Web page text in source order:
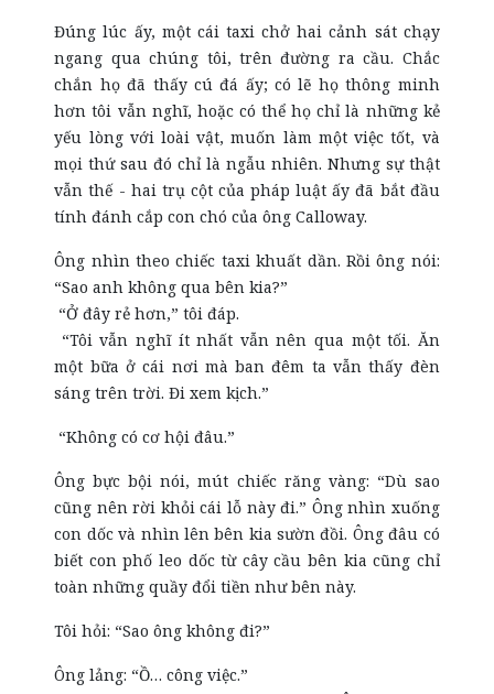
Đúng lúc ấy, một cái taxi chở hai cảnh sát chạy
ngang qua chúng tôi, trên đường ra cầu. Chắc
chắn họ đã thấy cú đá ấy; có lẽ họ thông minh
hơn tôi vẫn nghĩ, hoặc có thể họ chỉ là những kẻ
yếu lòng với loài vật, muốn làm một việc tốt, và
mọi thứ sau đó chỉ là ngẫu nhiên. Nhưng sự thật
vẫn thế - hai trụ cột của pháp luật ấy đã bắt đầu
tính đánh cắp con chó của ông Calloway.
Ông nhìn theo chiếc taxi khuất dần. Rồi ông nói:
“Sao anh không qua bên kia?”
“Ở đây rẻ hơn,” tôi đáp.
“Tôi vẫn nghĩ ít nhất vẫn nên qua một tối. Ăn
một bữa ở cái nơi mà ban đêm ta vẫn thấy đèn
sáng trên trời. Đi xem kịch.”
“Không có cơ hội đâu.”
Ông bực bội nói, mút chiếc răng vàng: “Dù sao
cũng nên rời khỏi cái lỗ này đi.” Ông nhìn xuống
con dốc và nhìn lên bên kia sườn đồi. Ông đâu có
biết con phố leo dốc từ cây cầu bên kia cũng chỉ
toàn những quầy đổi tiền như bên này.
Tôi hỏi: “Sao ông không đi?”
Ông lảng: “Ồ… công việc.”